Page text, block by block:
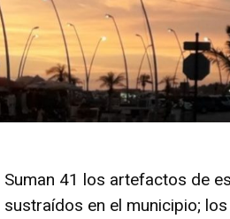
Suman 41 los artefactos de
sustraídos en el municipio;